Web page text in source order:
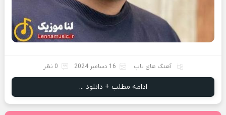
آهنگ های تاپ 16 دسامبر 2024 0 نظر
ادامه مطلب + دانلود ...